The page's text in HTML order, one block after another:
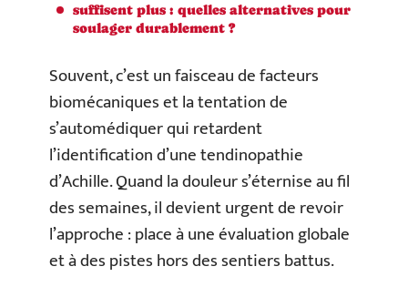
suffisent plus : quelles alternatives pour
soulager durablement ?
Souvent, c’est un faisceau de facteurs
biomécaniques et la tentation de
s’automédiquer qui retardent
l’identification d’une tendinopathie
d’Achille. Quand la douleur s’éternise au fil
des semaines, il devient urgent de revoir
l’approche : place à une évaluation globale
et à des pistes hors des sentiers battus.